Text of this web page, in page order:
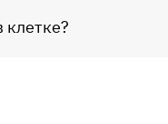
клетке?